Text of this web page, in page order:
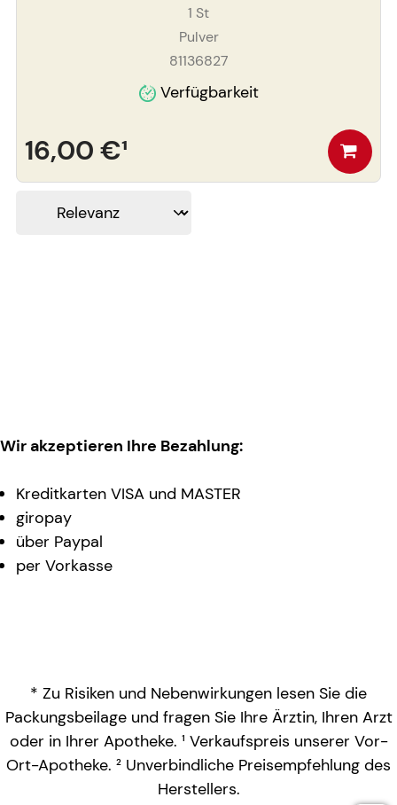
1 St
Pulver
81136827
Verfügbarkeit
16,00 €¹
Wir akzeptieren Ihre Bezahlung:
Kreditkarten VISA und MASTER
giropay
über Paypal
per Vorkasse
* Zu Risiken und Nebenwirkungen lesen Sie die
Packungsbeilage und fragen Sie Ihre Ärztin, Ihren Arzt
oder in Ihrer Apotheke. ¹ Verkaufspreis unserer Vor-
Ort-Apotheke. ² Unverbindliche Preisempfehlung des
Herstellers.